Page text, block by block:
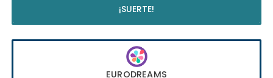
¡SUERTE!
EURODREAMS